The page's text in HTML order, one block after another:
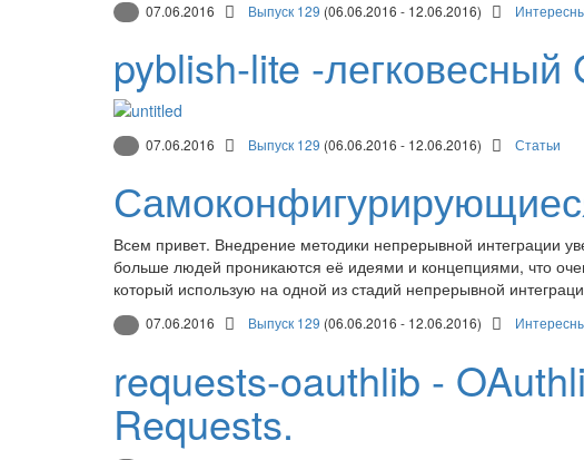
07.06.2016 Выпуск 129 (06.06.2016 - 12.06.2016)
pyblish-lite -
07.06.2016 Выпуск 129 (06.06.2016 - 12.06.2016) Статьи
Всем привет. Внедрение методики непрерывной интеграции
больше людей проникаются её идеями и концепциями, что
который использую на одной из стадий непрерывной
07.06.2016 Выпуск 129 (06.06.2016 - 12.06.2016)
requests-oauthlib -
Requests.